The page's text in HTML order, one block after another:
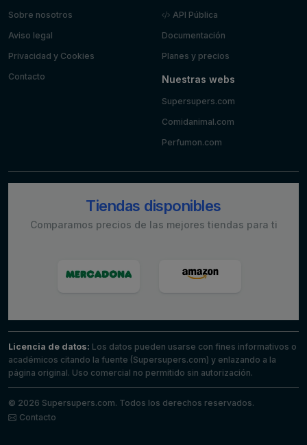
Sobre nosotros
Aviso legal
Privacidad y Cookies
Contacto
API Pública
Documentación
Planes y precios
Nuestras webs
Supersupers.com
Comidanimal.com
Perfumon.com
Tiendas disponibles
Comparamos precios de las mejores tiendas para ti
Licencia de datos: Los datos pueden usarse con fines informativos o
académicos citando la fuente (Supersupers.com) y enlazando a la
página original. Uso comercial no permitido sin autorización.
© 2026 Supersupers.com. Todos los derechos reservados.
Contacto